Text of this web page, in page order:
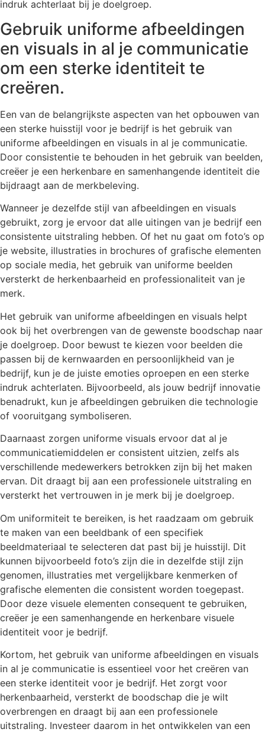
indruk achterlaat bij je doelgroep.
Gebruik uniforme afbeeldingen
en visuals in al je communicatie
om een sterke identiteit te
creëren.
Een van de belangrijkste aspecten van het opbouwen van
een sterke huisstijl voor je bedrijf is het gebruik van
uniforme afbeeldingen en visuals in al je communicatie.
Door consistentie te behouden in het gebruik van beelden,
creëer je een herkenbare en samenhangende identiteit die
bijdraagt aan de merkbeleving.
Wanneer je dezelfde stijl van afbeeldingen en visuals
gebruikt, zorg je ervoor dat alle uitingen van je bedrijf een
consistente uitstraling hebben. Of het nu gaat om foto’s op
je website, illustraties in brochures of grafische elementen
op sociale media, het gebruik van uniforme beelden
versterkt de herkenbaarheid en professionaliteit van je
merk.
Het gebruik van uniforme afbeeldingen en visuals helpt
ook bij het overbrengen van de gewenste boodschap naar
je doelgroep. Door bewust te kiezen voor beelden die
passen bij de kernwaarden en persoonlijkheid van je
bedrijf, kun je de juiste emoties oproepen en een sterke
indruk achterlaten. Bijvoorbeeld, als jouw bedrijf innovatie
benadrukt, kun je afbeeldingen gebruiken die technologie
of vooruitgang symboliseren.
Daarnaast zorgen uniforme visuals ervoor dat al je
communicatiemiddelen er consistent uitzien, zelfs als
verschillende medewerkers betrokken zijn bij het maken
ervan. Dit draagt bij aan een professionele uitstraling en
versterkt het vertrouwen in je merk bij je doelgroep.
Om uniformiteit te bereiken, is het raadzaam om gebruik
te maken van een beeldbank of een specifiek
beeldmateriaal te selecteren dat past bij je huisstijl. Dit
kunnen bijvoorbeeld foto’s zijn die in dezelfde stijl zijn
genomen, illustraties met vergelijkbare kenmerken of
grafische elementen die consistent worden toegepast.
Door deze visuele elementen consequent te gebruiken,
creëer je een samenhangende en herkenbare visuele
identiteit voor je bedrijf.
Kortom, het gebruik van uniforme afbeeldingen en visuals
in al je communicatie is essentieel voor het creëren van
een sterke identiteit voor je bedrijf. Het zorgt voor
herkenbaarheid, versterkt de boodschap die je wilt
overbrengen en draagt bij aan een professionele
uitstraling. Investeer daarom in het ontwikkelen van een